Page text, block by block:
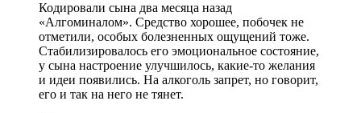
Кодировали сына два месяца назад
«Алгоминалом». Средство хорошее, побочек не
отметили, особых болезненных ощущений тоже.
Стабилизировалось его эмоциональное состояние,
у сына настроение улучшилось, какие-то желания
и идеи появились. На алкоголь запрет, но говорит,
его и так на него не тянет.